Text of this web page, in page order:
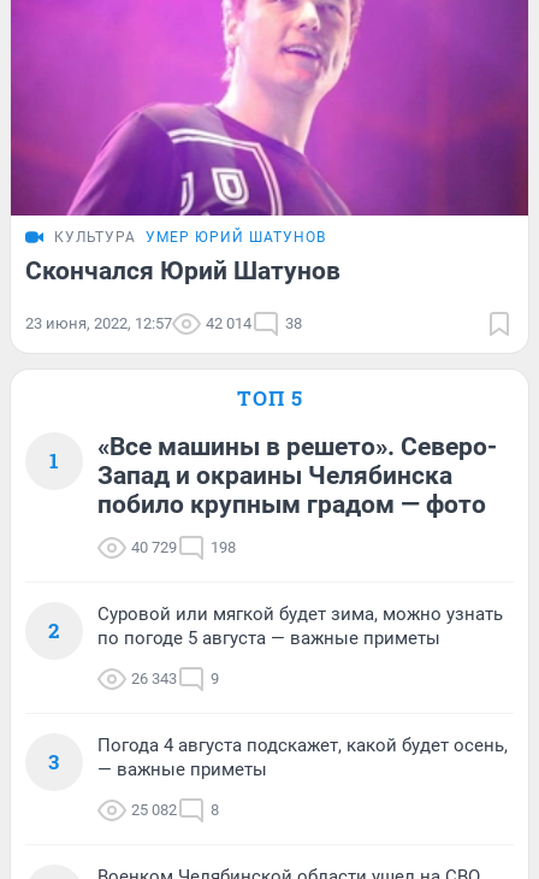
КУЛЬТУРА УМЕР ЮРИЙ ШАТУНОВ
Скончался Юрий Шатунов
23 июня, 2022, 12:57 42 014 38
ТОП 5
1
«Все машины в решето». Северо-
Запад и окраины Челябинска
побило крупным градом — фото
40 729 198
2
Суровой или мягкой будет зима, можно узнать
по погоде 5 августа — важные приметы
26 343 9
3
Погода 4 августа подскажет, какой будет осень,
— важные приметы
25 082 8